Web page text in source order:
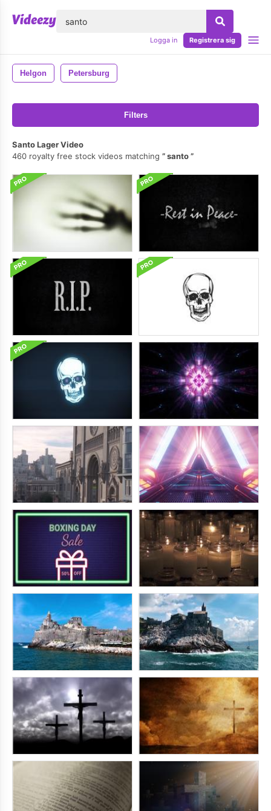
Logga in Registrera sig
Helgon Petersburg
Filters
Santo Lager Video
460 royalty free stock videos matching
santo